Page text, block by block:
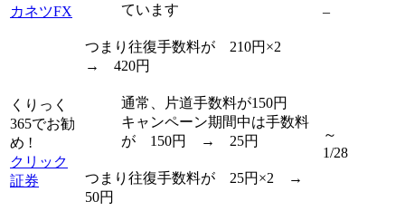
カネツFX
ています
–
つまり往復手数料が 210円×2
→ 420円
くりっく
365でお勧
め !
クリック
証券
通常、片道手数料が150円
キャンペーン期間中は手数料
が 150円 → 25円
～
1/28
つまり往復手数料が 25円×2 →
50円